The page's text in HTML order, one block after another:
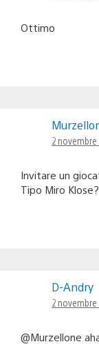
Ottimo
2 novembre
Invitare un
Tipo Miro
D-Andry
2 novembre
@Murzellone